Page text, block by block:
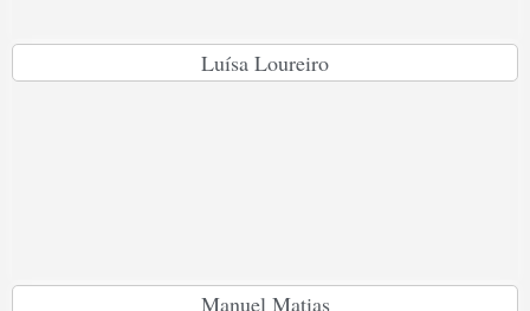
Luísa Loureiro
Manuel Matias